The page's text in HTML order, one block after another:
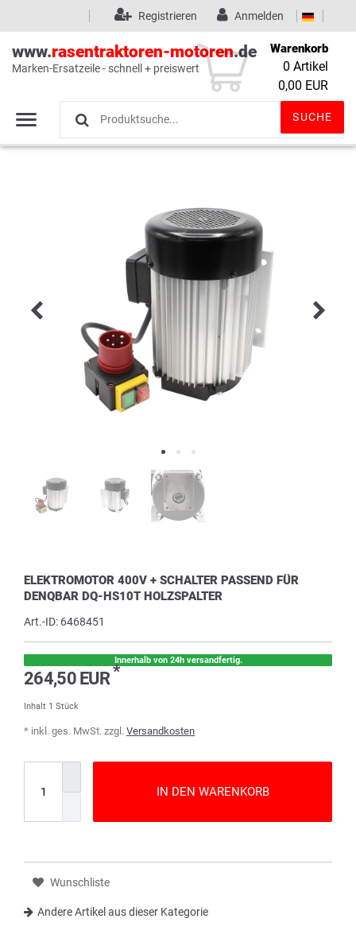
Wunschliste (0)
Anmelden
Registrieren
www.rasentraktoren-motoren.de
Marken-Ersatzeile - schnell + preiswert
SUCHE
Warenkorb
0 Artikel
0,00 EUR
ELEKTROMOTOR 400V + SCHALTER PASSEND FÜR
DENQBAR DQ-HS10T HOLZSPALTER
Art.-ID: 6468451
Innerhalb von 24h versandfertig.
264,50 EUR*
Inhalt 1 Stück
* inkl. ges. MwSt. zzgl. Versandkosten
IN DEN WARENKORB
Wunschliste
Andere Artikel aus dieser Kategorie